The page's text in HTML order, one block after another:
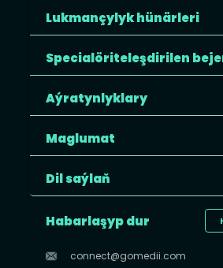
Lukmançylyk hünärleri
Specialöriteleşdirilen
Aýratynlyklary
Maglumat
Dil saýlaň
Habarlaşyp dur
connect@gomedii.com